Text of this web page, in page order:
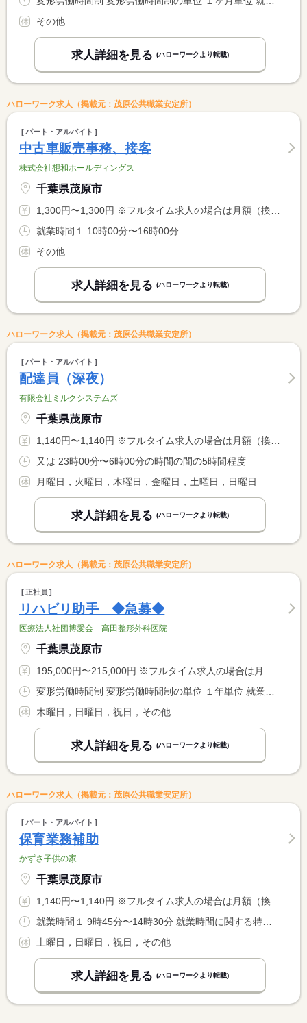
その他
求人詳細を見る (ハローワークより転載)
ハローワーク求人（掲載元：茂原公共職業安定所）
パート・アルバイト
中古車販売事務、接客
株式会社想和ホールディングス
千葉県茂原市
1,300円〜1,300円 ※フルタイム求人の場合は月額（換算額）、パート求人の場合は時間額を表示しています。
就業時間１ 10時00分〜16時00分
その他
求人詳細を見る (ハローワークより転載)
ハローワーク求人（掲載元：茂原公共職業安定所）
パート・アルバイト
配達員（深夜）
有限会社ミルクシステムズ
千葉県茂原市
1,140円〜1,140円 ※フルタイム求人の場合は月額（換算額）、パート求人の場合は時間額を表示しています。
又は 23時00分〜6時00分の時間の間の5時間程度
月曜日，火曜日，木曜日，金曜日，土曜日，日曜日
求人詳細を見る (ハローワークより転載)
ハローワーク求人（掲載元：茂原公共職業安定所）
正社員
リハビリ助手 ◆急募◆
医療法人社団博愛会 高田整形外科医院
千葉県茂原市
195,000円〜215,000円 ※フルタイム求人の場合は月額（換算額）、パート求人の場合は時間額を表示しています。
木曜日，日曜日，祝日，その他
求人詳細を見る (ハローワークより転載)
ハローワーク求人（掲載元：茂原公共職業安定所）
パート・アルバイト
保育業務補助
かずさ子供の家
千葉県茂原市
1,140円〜1,140円 ※フルタイム求人の場合は月額（換算額）、パート求人の場合は時間額を表示しています。
土曜日，日曜日，祝日，その他
求人詳細を見る (ハローワークより転載)